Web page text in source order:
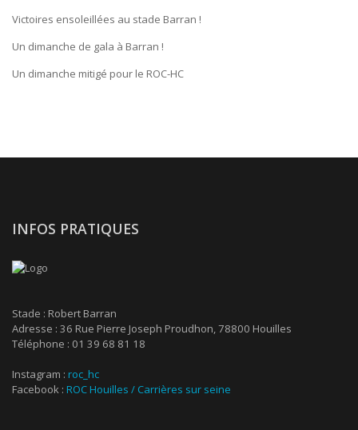
Victoires ensoleillées au stade Barran !
Un dimanche de gala à Barran !
Un dimanche mitigé pour le ROC-HC
INFOS PRATIQUES
Stade : Robert Barran
Adresse : 36 Rue Pierre Joseph Proudhon, 78800 Houilles
Téléphone : 01 39 68 81 18
Instagram : roc_hc
Facebook : ROC Houilles / Carrières sur seine